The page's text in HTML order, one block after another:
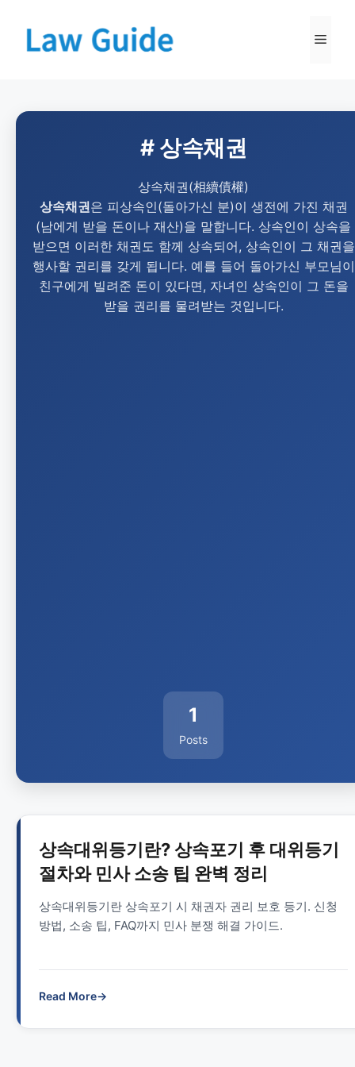
# 상속채권
상속채권(相續債權)
상속채권은 피상속인(돌아가신 분)이 생전에 가진 채권
(남에게 받을 돈이나 재산)을 말합니다. 상속인이 상속을
받으면 이러한 채권도 함께 상속되어, 상속인이 그 채권을
행사할 권리를 갖게 됩니다. 예를 들어 돌아가신 부모님이
친구에게 빌려준 돈이 있다면, 자녀인 상속인이 그 돈을
받을 권리를 물려받는 것입니다.
1
Posts
상속대위등기란? 상속포기 후 대위등기
절차와 민사 소송 팁 완벽 정리
상속대위등기란 상속포기 시 채권자 권리 보호 등기. 신청
방법, 소송 팁, FAQ까지 민사 분쟁 해결 가이드.
Read More→